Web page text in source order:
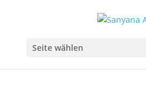
Seite wählen